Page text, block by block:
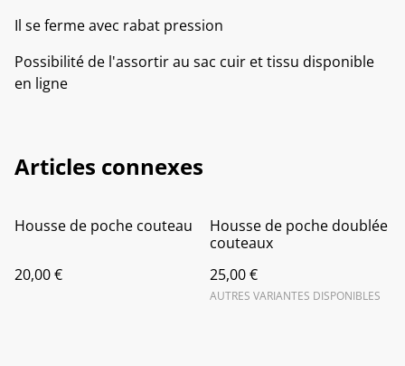
Il se ferme avec rabat pression
Possibilité de l'assortir au sac cuir et tissu disponible
en ligne
Articles connexes
Housse de poche couteau
20,00 €
Housse de poche doublée
couteaux
25,00 €
AUTRES VARIANTES DISPONIBLES